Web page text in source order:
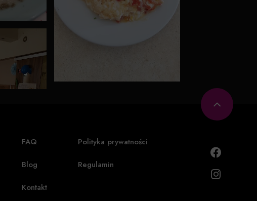
FAQ
Blog
Kontakt
Polityka prywatności
Regulamin